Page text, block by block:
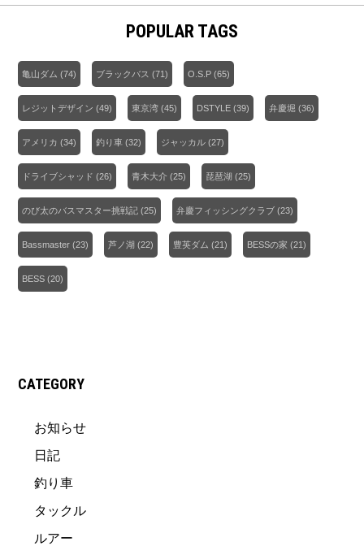
POPULAR TAGS
亀山ダム (74) ブラックバス (71) O.S.P (65)
レジットデザイン (49) 東京湾 (45) DSTYLE (39) 弁慶堀 (36)
アメリカ (34) 釣り車 (32) ジャッカル (27)
ドライブシャッド (26) 青木大介 (25) 琵琶湖 (25)
のび太のバスマスター挑戦記 (25) 弁慶フィッシングクラブ (23)
Bassmaster (23) 芦ノ湖 (22) 豊英ダム (21) BESSの家 (21)
BESS (20)
CATEGORY
お知らせ
日記
釣り車
タックル
ルアー